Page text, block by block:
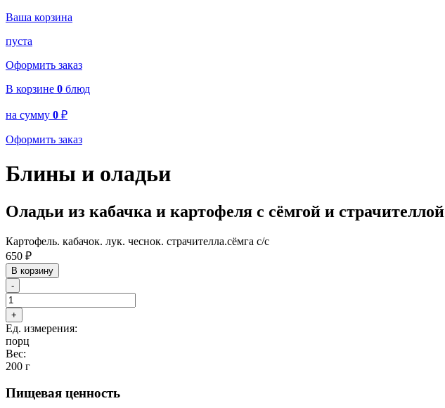
Ваша корзина
пуста
Оформить заказ
В корзине 0 блюд
на сумму 0 ₽
Оформить заказ
Блины и оладьи
Оладьи из кабачка и картофеля с сёмгой и страчителлой
Картофель. кабачок. лук. чеснок. страчителла.сёмга с/с
650 ₽
В корзину
-
+
Ед. измерения:
порц
Вес:
200 г
Пищевая ценность